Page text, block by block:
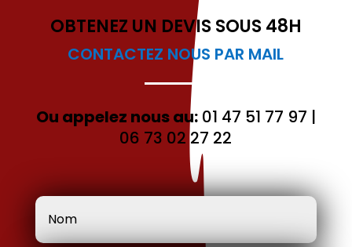
OBTENEZ UN DEVIS SOUS 48H
CONTACTEZ NOUS PAR MAIL
Ou appelez nous au:01 47 51 77 97 |
06 73 02 27 22